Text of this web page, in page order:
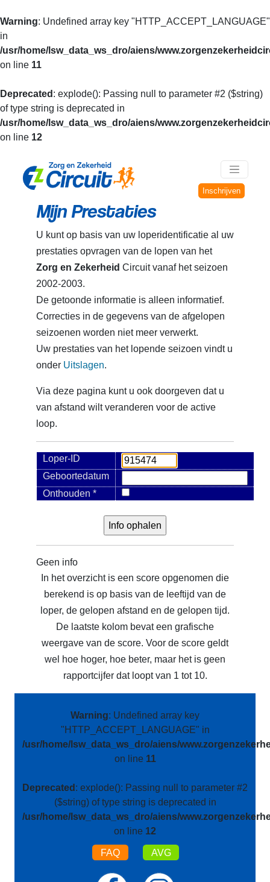
Warning: Undefined array key "HTTP_ACCEPT_LANGUAGE"
in
/usr/home/lsw_data_ws_dro/aiens/
on line 11
Deprecated : explode(): Passing null to parameter #2 ($string)
of type string is deprecated in
/usr/home/lsw_data_ws_dro/aiens/
on line 12
Inschrijven
Mijn Prestaties
U kunt op basis van uw loperidentificatie al uw
prestaties opvragen van de lopen van het
Zorg en Zekerheid Circuit vanaf het seizoen
2002-2003.
De getoonde informatie is alleen informatief.
Correcties in de gegevens van de afgelopen
seizoenen worden niet meer verwerkt.
Uw prestaties van het lopende seizoen vindt u
onder Uitslagen.
Via deze pagina kunt u ook doorgeven dat u
van afstand wilt veranderen voor de active
loop.
Loper-ID
Geboortedatum
Onthouden *
Geen info
In het overzicht is een score opgenomen die
berekend is op basis van de leeftijd van de
loper, de gelopen afstand en de gelopen tijd.
De laatste kolom bevat een grafische
weergave van de score. Voor de score geldt
wel hoe hoger, hoe beter, maar het is geen
rapportcijfer dat loopt van 1 tot 10.
Warning: Undefined array key
"HTTP_ACCEPT_LANGUAGE" in
/usr/home/lsw_data_ws_dro/aiens/
on line 11
Deprecated : explode(): Passing null to parameter #2
($string) of type string is deprecated in
/usr/home/lsw_data_ws_dro/aiens/
on line 12
FAQ AVG